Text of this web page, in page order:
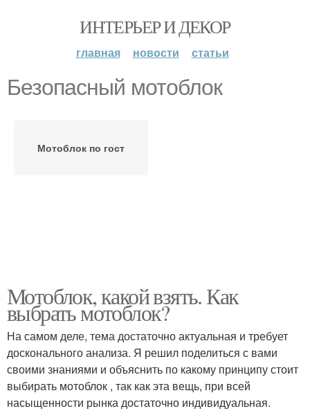
ИНТЕРЬЕР И ДЕКОР
главная новости статьи
Безопасный мотоблок
Мотоблок по гост
Мотоблок, какой взять. Как
выбрать мотоблок?
На самом деле, тема достаточно актуальная и требует
досконального анализа. Я решил поделиться с вами
своими знаниями и объяснить по какому принципу стоит
выбирать мотоблок , так как эта вещь, при всей
насыщенности рынка достаточно индивидуальная.